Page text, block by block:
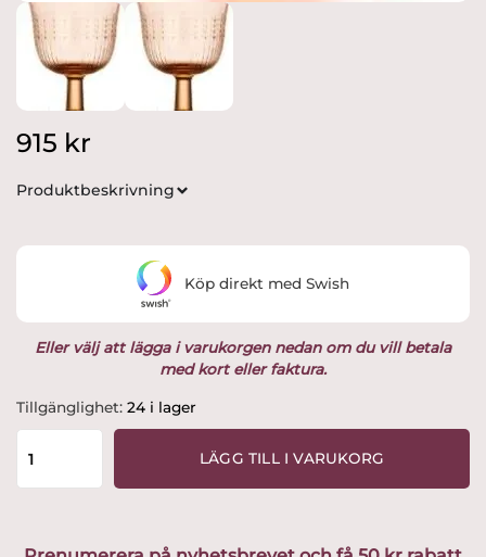
915 kr
Produktbeskrivning
Eller välj att lägga i varukorgen nedan om du vill betala
med kort eller faktura.
Tillgänglighet: 24 i lager
Rörstrand
-
Swedish
LÄGG TILL I VARUKORG
Köp direkt med Swish